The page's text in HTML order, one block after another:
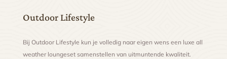
Outdoor Lifestyle
Bij Outdoor Lifestyle kun je volledig naar eigen wens een luxe all
weather loungeset samenstellen van uitmuntende kwaliteit.